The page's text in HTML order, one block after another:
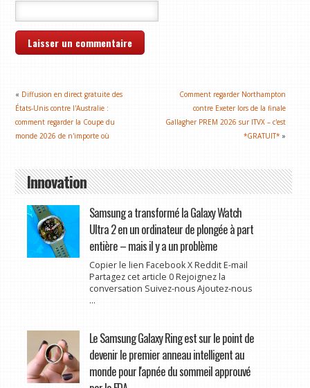
« Diffusion en direct gratuite des
États-Unis contre l'Australie :
comment regarder la Coupe du
monde 2026 de n'importe où
Comment regarder Northampton
contre Exeter lors de la finale
Gallagher PREM 2026 sur ITVX – c'est
*GRATUIT* »
Innovation
Samsung a transformé la Galaxy Watch
Ultra 2 en un ordinateur de plongée à part
entière – mais il y a un problème
Copier le lien Facebook X Reddit E-mail
Partagez cet article 0 Rejoignez la
conversation Suivez-nous Ajoutez-nous
...
Le Samsung Galaxy Ring est sur le point de
devenir le premier anneau intelligent au
monde pour l'apnée du sommeil approuvé